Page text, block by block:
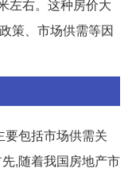
左右。这种房价大
策、市场供需等因
包括市场供需关
,随着我国房地产市